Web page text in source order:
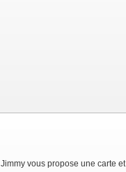
vous propose une carte et